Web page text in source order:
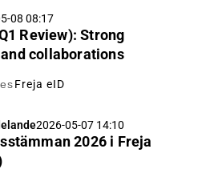
08 08:17
Review): Strong
collaborations
Freja eID
2026-05-07 14:10
2026 i Freja